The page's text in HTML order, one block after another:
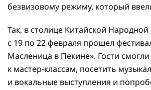
безвизовому режиму, который
Так, в столице Китайской Народной
с 19 по 22 февраля прошел
Масленица в Пекине». Гости
к мастер-классам, посетить
и вокальные выступления и